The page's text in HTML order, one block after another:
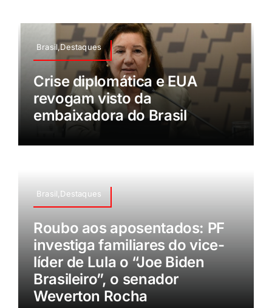
Brasil,Destaques
Crise diplomática e EUA
revogam visto da
embaixadora do Brasil
Brasil,Destaques
Roubo aos aposentados: PF
investiga familiares do vice-
líder de Lula o “Joe Biden
Brasileiro”, o senador
Weverton Rocha